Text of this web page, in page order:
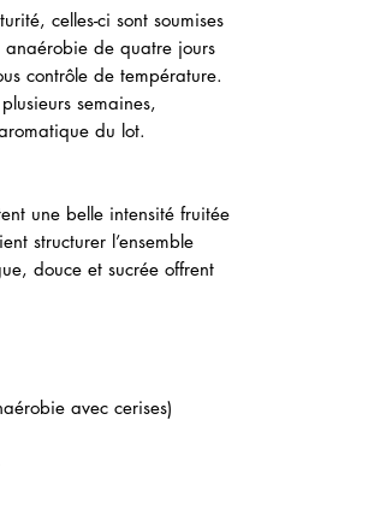
celles-ci sont soumises
anaérobie de quatre jours
contrôle de température.
semaines,
du lot.
une belle intensité fruitée
structurer l’ensemble
douce et sucrée offrent
avec cerises)